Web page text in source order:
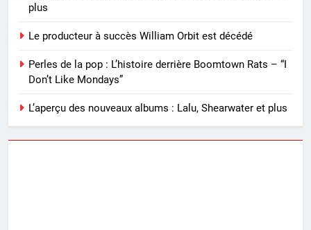
plus
Le producteur à succès William Orbit est décédé
Perles de la pop : L’histoire derrière Boomtown Rats – “I
Don’t Like Mondays”
L’aperçu des nouveaux albums : Lalu, Shearwater et plus